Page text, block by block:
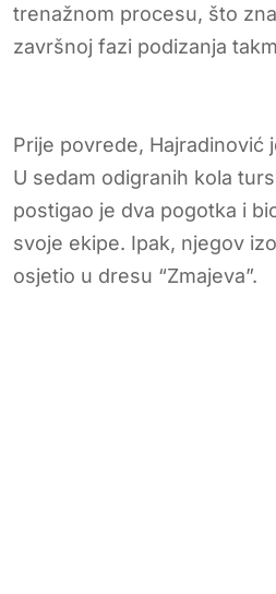
trenažnom procesu, što
završnoj fazi podizanja
Prije povrede, Hajradinović
U sedam odigranih kola
postigao je dva pogotka i
svoje ekipe. Ipak, njegov
osjetio u dresu “Zmajeva”.